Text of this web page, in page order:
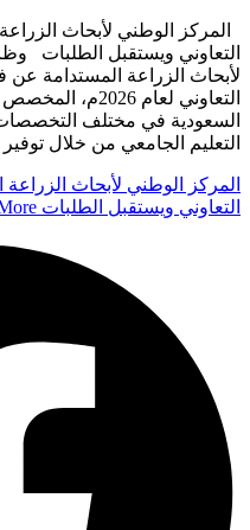
المركز الوطني لأبحاث
التعاوني ويستقبل الطلبات
لأبحاث الزراعة المستدامة عن
التعاوني لعام
السعودية في مختلف
التعليم الجامعي من خلال
المركز الوطني لأبحاث
التعاوني ويستقبل الطلبات